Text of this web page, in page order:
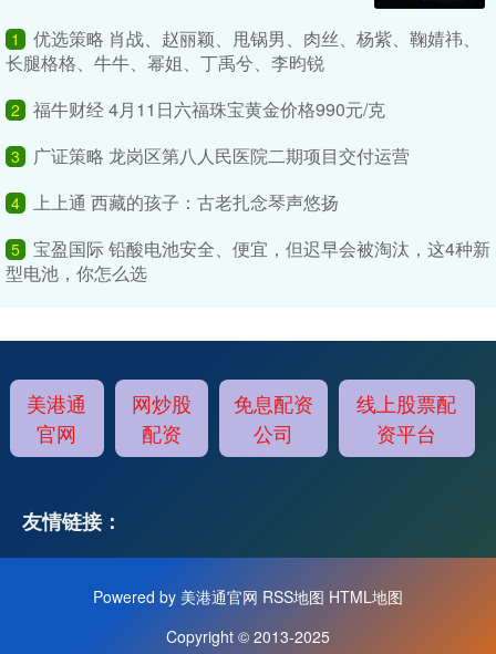
1
优选策略 肖战、赵丽颖、甩锅男、肉丝、杨紫、鞠婧祎、
长腿格格、牛牛、幂姐、丁禹兮、李昀锐
2 福牛财经 4月11日六福珠宝黄金价格990元/克
3 广证策略 龙岗区第八人民医院二期项目交付运营
4 上上通 西藏的孩子：古老扎念琴声悠扬
5 宝盈国际 铅酸电池安全、便宜，但迟早会被淘汰，这4种新
型电池，你怎么选
美港通
官网
网炒股
配资
免息配资
公司
线上股票配
资平台
友情链接：
Powered by 美港通官网 RSS地图 HTML地图
Copyright © 2013-2025